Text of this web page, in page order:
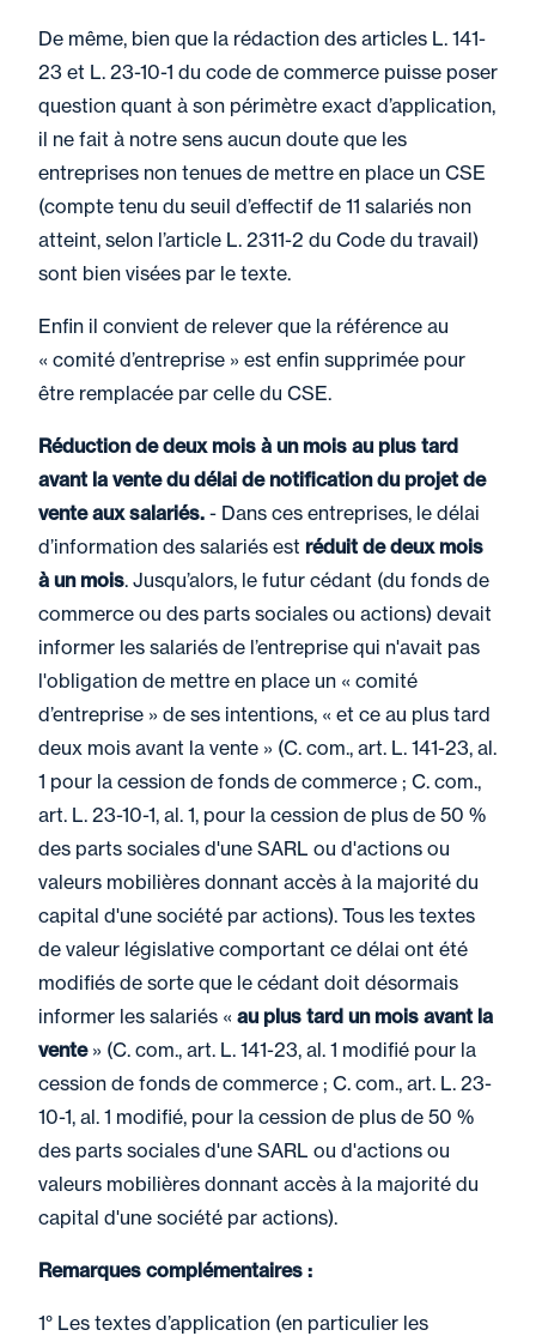
De même, bien que la rédaction des articles L. 141-
23 et L. 23-10-1 du code de commerce puisse poser
question quant à son périmètre exact d’application,
il ne fait à notre sens aucun doute que les
entreprises non tenues de mettre en place un CSE
(compte tenu du seuil d’effectif de 11 salariés non
atteint, selon l’article L. 2311-2 du Code du travail)
sont bien visées par le texte.
Enfin il convient de relever que la référence au
« comité d’entreprise » est enfin supprimée pour
être remplacée par celle du CSE.
Réduction de deux mois à un mois au plus tard
avant la vente du délai de notification du projet de
vente aux salariés. - Dans ces entreprises, le délai
d’information des salariés est réduit de deux mois
à un mois. Jusqu’alors, le futur cédant (du fonds de
commerce ou des parts sociales ou actions) devait
informer les salariés de l’entreprise qui n'avait pas
l'obligation de mettre en place un « comité
d’entreprise » de ses intentions, « et ce au plus tard
deux mois avant la vente » (C. com., art. L. 141-23, al.
1 pour la cession de fonds de commerce ; C. com.,
art. L. 23-10-1, al. 1, pour la cession de plus de 50 %
des parts sociales d'une SARL ou d'actions ou
valeurs mobilières donnant accès à la majorité du
capital d'une société par actions). Tous les textes
de valeur législative comportant ce délai ont été
modifiés de sorte que le cédant doit désormais
informer les salariés « au plus tard un mois avant la
vente» (C. com., art. L. 141-23, al. 1 modifié pour la
cession de fonds de commerce ; C. com., art. L. 23-
10-1, al. 1 modifié, pour la cession de plus de 50 %
des parts sociales d'une SARL ou d'actions ou
valeurs mobilières donnant accès à la majorité du
capital d'une société par actions).
Remarques complémentaires :
1° Les textes d’application (en particulier les